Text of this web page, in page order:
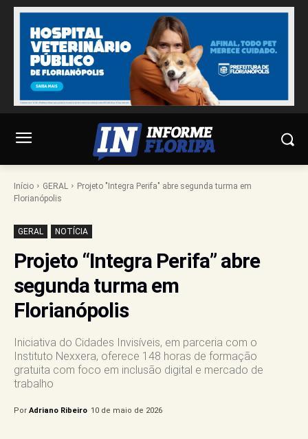
Início GERAL
Projeto "Integra Perifa" abre segunda turma em
Florianópolis
GERAL NOTÍCIA
Projeto “Integra Perifa” abre
segunda turma em
Florianópolis
Iniciativa do Cidades Invisíveis, em parceria com o
Instituto Nexxera, oferece 148 horas de formação
gratuita com foco em inclusão digital e mercado de
trabalho
Por Adriano Ribeiro 10 de maio de 2026